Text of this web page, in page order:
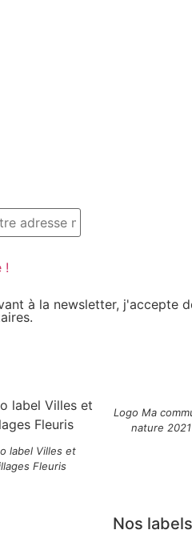
à la newsletter, j'accepte
label Villes et
Fleuris
Logo Ma
nature 2021
Nos labels